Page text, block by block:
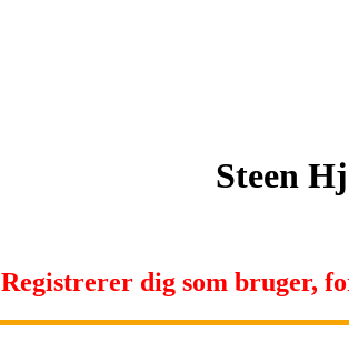
Steen
Registrerer dig som bruger,